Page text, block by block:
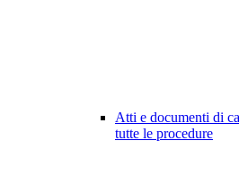
Atti e documenti di
tutte le procedure